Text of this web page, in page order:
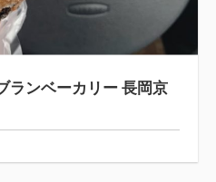
ランベーカリー 長岡京